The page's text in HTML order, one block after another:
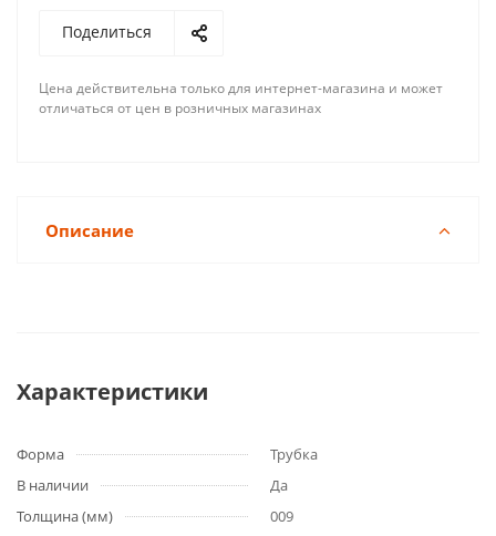
Поделиться
Цена действительна только для интернет-магазина и может
отличаться от цен в розничных магазинах
Описание
Характеристики
Форма
Трубка
В наличии
Да
Толщина (мм)
009